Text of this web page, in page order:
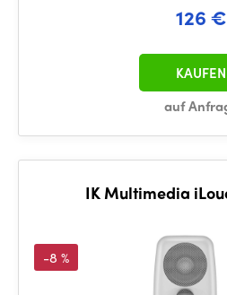
126 €
auf
KAUFEN
IK Multimedia
-8 %